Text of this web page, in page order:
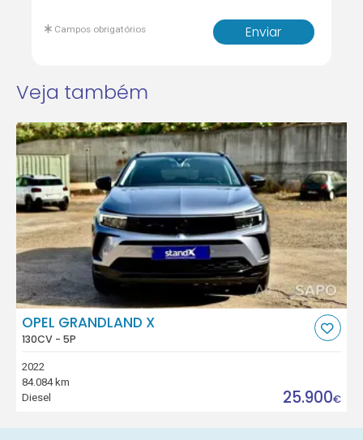
Enviar
Campos obrigatórios
Veja também
OPEL GRANDLAND X
130CV - 5P
2022
84.084 km
Diesel
25.900€